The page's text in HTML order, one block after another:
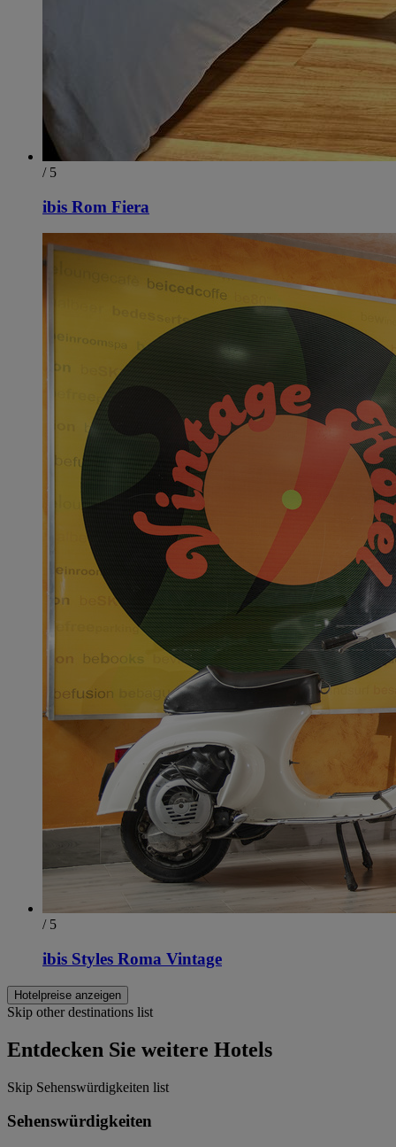
/ 5
ibis Rom Fiera
/ 5
ibis Styles Roma Vintage
Hotelpreise anzeigen
Skip other destinations list
Entdecken Sie weitere Hotels
Skip Sehenswürdigkeiten list
Sehenswürdigkeiten